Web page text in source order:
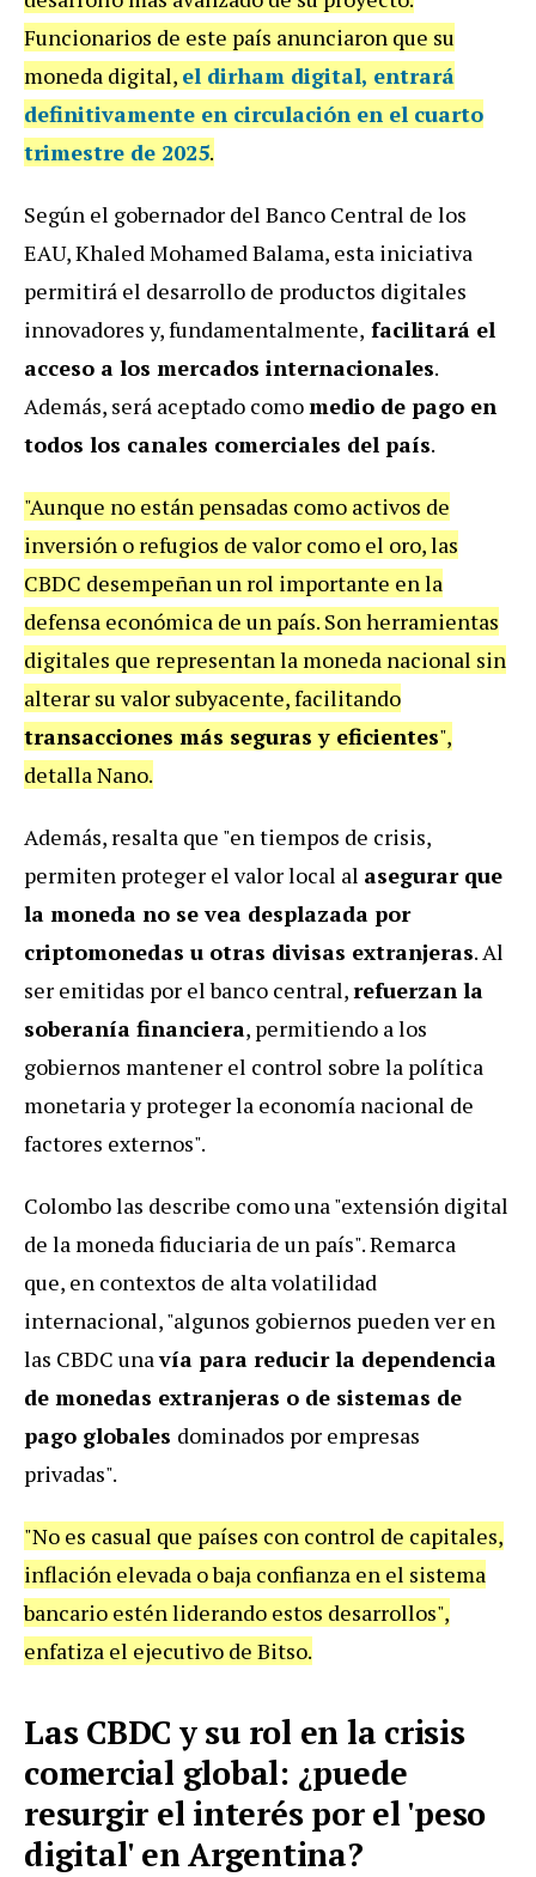
Funcionarios de este país anunciaron que su
moneda digital, el dirham digital, entrará
definitivamente en circulación en el cuarto
trimestre de 2025.
Según el gobernador del Banco Central de los
EAU, Khaled Mohamed Balama, esta iniciativa
permitirá el desarrollo de productos digitales
innovadores y, fundamentalmente, facilitará el
acceso a los mercados internacionales.
Además, será aceptado comomedio de pago en
todos los canales comerciales del país.
"Aunque no están pensadas como activos de
inversión o refugios de valor como el oro, las
CBDC desempeñan un rol importante en la
defensa económica de un país. Son herramientas
digitales que representan la moneda nacional sin
alterar su valor subyacente, facilitando
transacciones más seguras y eficientes",
detalla Nano.
Además, resalta que "en tiempos de crisis,
permiten proteger el valor local al asegurar que
la moneda no se vea desplazada por
criptomonedas u otras divisas extranjeras. Al
ser emitidas por el banco central,refuerzan la
soberanía financiera, permitiendo a los
gobiernos mantener el control sobre la política
monetaria y proteger la economía nacional de
factores externos".
Colombo las describe como una "extensión digital
de la moneda fiduciaria de un país". Remarca
que, en contextos de alta volatilidad
internacional, "algunos gobiernos pueden ver en
las CBDC unavía para reducir la dependencia
de monedas extranjeras o de sistemas de
pago globales dominados por empresas
privadas".
"No es casual que países con control de capitales,
inflación elevada o baja confianza en el sistema
bancario estén liderando estos desarrollos",
enfatiza el ejecutivo de Bitso.
Las CBDC y su rol en la crisis
comercial global: ¿puede
resurgir el interés por el 'peso
digital' en Argentina?